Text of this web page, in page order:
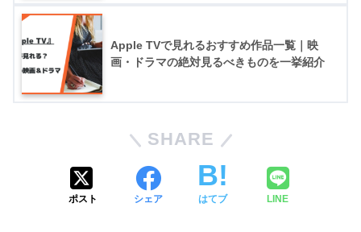
Apple TVで見れるおすすめ作品一覧｜映
画・ドラマの絶対見るべきものを一挙紹介
SHARE
ポスト シェア はてブ LINE